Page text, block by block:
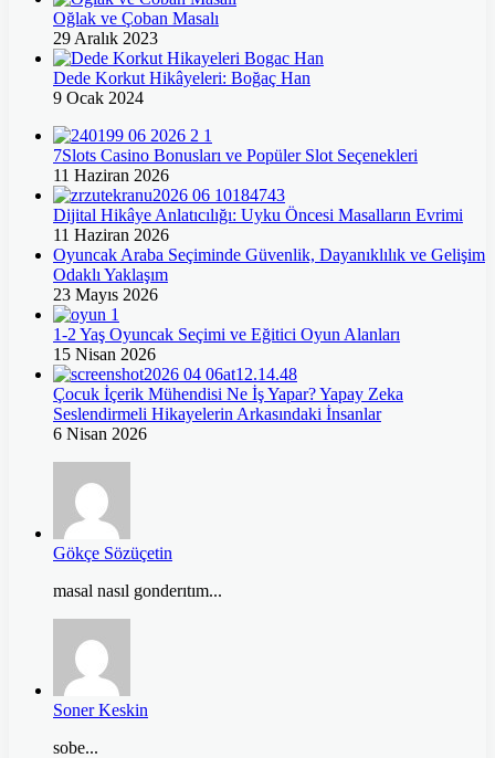
Oğlak ve Çoban Masalı
29 Aralık 2023
Dede Korkut Hikâyeleri: Boğaç Han
9 Ocak 2024
7Slots Casino Bonusları ve Popüler Slot Seçenekleri
11 Haziran 2026
Dijital Hikâye Anlatıcılığı: Uyku Öncesi Masalların Evrimi
11 Haziran 2026
Oyuncak Araba Seçiminde Güvenlik, Dayanıklılık ve Gelişim
Odaklı Yaklaşım
23 Mayıs 2026
1-2 Yaş Oyuncak Seçimi ve Eğitici Oyun Alanları
15 Nisan 2026
Çocuk İçerik Mühendisi Ne İş Yapar? Yapay Zeka
Seslendirmeli Hikayelerin Arkasındaki İnsanlar
6 Nisan 2026
Gökçe Sözüçetin
masal nasıl gonderıtım...
Soner Keskin
sobe...